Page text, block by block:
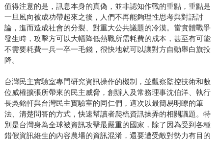
值得注意的是，訊息本身的真偽，並非認知作戰的重點，重點是
一旦風向被成功帶起來之後，人們不再能夠理性思考與對話討
論，進而造成社會的分裂、對重大公共議題的冷漠。當實體戰爭
發生時，攻擊方可以大幅降低熱戰所需耗費的成本，甚至有可能
不需要耗費一兵一卒一毛錢，很快地就可以讓對方自動舉白旗投
降。
台灣民主實驗室專門研究資訊操作的機制，並觀察監控技術和數
位威權擴張所帶來的民主威脅，創辦人及常務理事沈伯洋、執行
長吳銘軒與台灣民主實驗室的同仁們，這次以最簡易明瞭的筆
法、清楚問答的方式，快速幫讀者爬梳資訊操弄的相關議題。特
別是台灣身為全球被資訊攻擊最嚴重的國家，除了因為受到各種
錯假資訊維生的內容農場的資訊混淆，還要遭受敵對勢力有目的